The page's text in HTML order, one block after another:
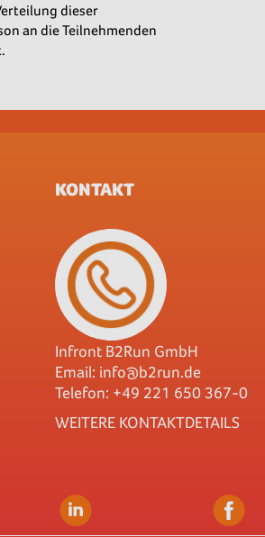
dieser
an die Teilnehmenden
KONTAKT
Infront B2Run GmbH
Email: info@b2run.de
Telefon: +49 221 650 367-0
WEITERE KONTAKTDETAILS